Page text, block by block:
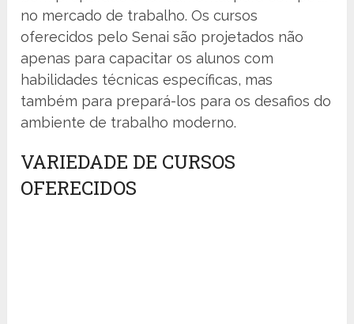
no mercado de trabalho. Os cursos
oferecidos pelo Senai são projetados não
apenas para capacitar os alunos com
habilidades técnicas específicas, mas
também para prepará-los para os desafios do
ambiente de trabalho moderno.
VARIEDADE DE CURSOS
OFERECIDOS